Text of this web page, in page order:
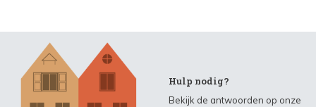
Hulp nodig?
Bekijk de antwoorden op onze